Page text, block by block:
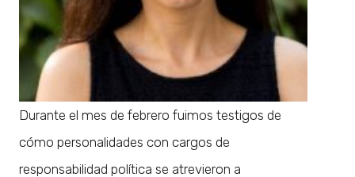
Durante el mes de febrero fuimos testigos de
cómo personalidades con cargos de
responsabilidad política se atrevieron a